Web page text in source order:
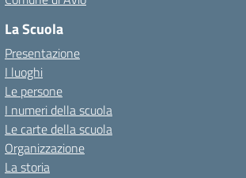
La Scuola
Presentazione
I luoghi
Le persone
I numeri della scuola
Le carte della scuola
Organizzazione
La storia